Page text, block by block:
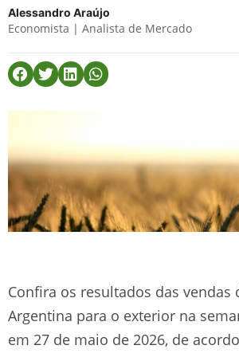
Alessandro Araújo
Economista | Analista de Mercado
Confira os resultados das vendas
Argentina para o exterior na
em 27 de maio de 2026, de